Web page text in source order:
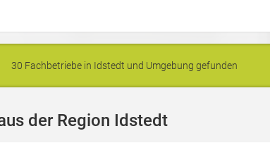
30 Fachbetriebe in Idstedt und Umgebung gefunden
der Region Idstedt